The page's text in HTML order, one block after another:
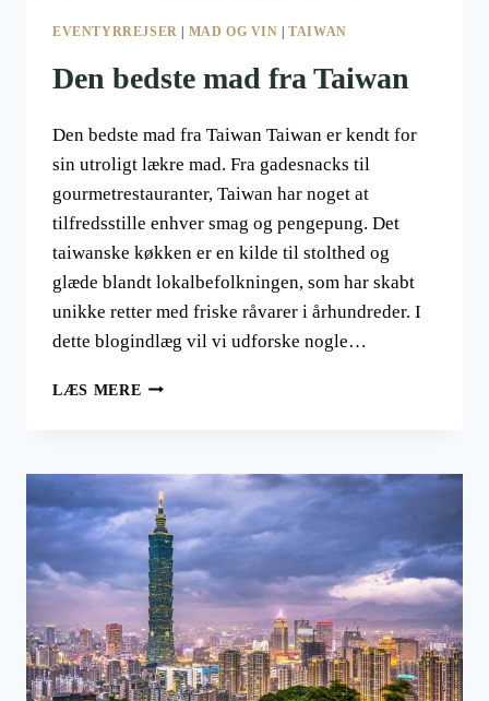
EVENTYRREJSER | MAD OG VIN |TAIWAN
Den bedste mad fra Taiwan
Den bedste mad fra Taiwan Taiwan er kendt for
sin utroligt lækre mad. Fra gadesnacks til
gourmetrestauranter, Taiwan har noget at
tilfredsstille enhver smag og pengepung. Det
taiwanske køkken er en kilde til stolthed og
glæde blandt lokalbefolkningen, som har skabt
unikke retter med friske råvarer i århundreder. I
dette blogindlæg vil vi udforske nogle…
LÆS MERE DEN
TAIWAN